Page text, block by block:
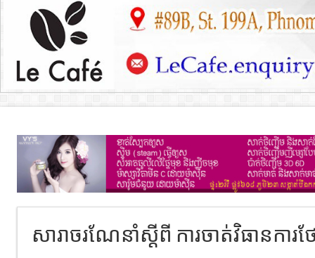
សារាចរណែនាំស្តីពី ការចាត់វិធានការ